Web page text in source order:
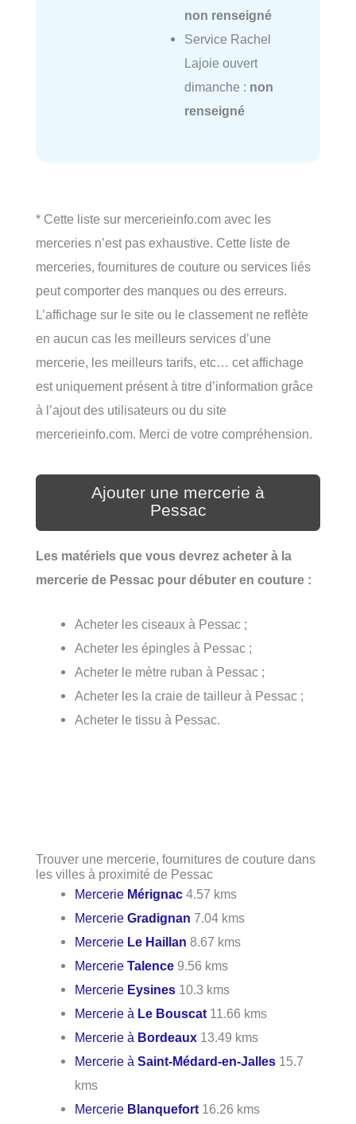
non renseigné
Service Rachel
Lajoie ouvert
dimanche : non
renseigné
* Cette liste sur mercerieinfo.com avec les
merceries n’est pas exhaustive. Cette liste de
merceries, fournitures de couture ou services liés
peut comporter des manques ou des erreurs.
L’affichage sur le site ou le classement ne reflète
en aucun cas les meilleurs services d’une
mercerie, les meilleurs tarifs, etc… cet affichage
est uniquement présent à titre d’information grâce
à l’ajout des utilisateurs ou du site
mercerieinfo.com. Merci de votre compréhension.
Ajouter une mercerie à
Pessac
Les matériels que vous devrez acheter à la
mercerie de Pessac pour débuter en couture :
Acheter les ciseaux à Pessac ;
Acheter les épingles à Pessac ;
Acheter le mètre ruban à Pessac ;
Acheter les la craie de tailleur à Pessac ;
Acheter le tissu à Pessac.
Trouver une mercerie, fournitures de couture dans
les villes à proximité de Pessac
Mercerie Mérignac 4.57 kms
MercerieGradignan 7.04 kms
Mercerie Le Haillan 8.67 kms
MercerieTalence 9.56 kms
Mercerie Eysines 10.3 kms
Mercerie à Le Bouscat 11.66 kms
Mercerie à Bordeaux 13.49 kms
Mercerie àSaint-Médard-en-Jalles 15.7
kms
Mercerie Blanquefort 16.26 kms